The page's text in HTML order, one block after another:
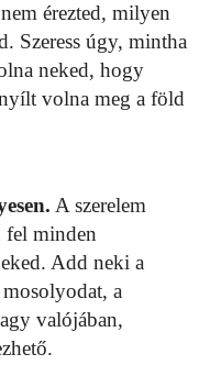
érezted, milyen
Szeress úgy, mintha
neked, hogy
volna meg a föld
A szerelem
fel minden
Add neki a
a
valójában,